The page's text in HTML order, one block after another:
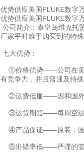
优势供应美国FLUKE数字
优势供应美国FLUKE数字
公司简介：秦皇岛维克托
厂家平时难于购买到的特殊
七大优势：
①价格优势——公司在美
有竞争力，并且普通及特
②运费低廉——因和国外
③运货期短——每周空运
④产品保证——原装，国
⑤出错率低——严谨的管